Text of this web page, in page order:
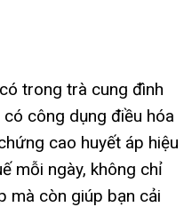
trong trà cung đình
công dụng điều hóa
cao huyết áp hiệu
mỗi ngày, không chỉ
mà còn giúp bạn cải